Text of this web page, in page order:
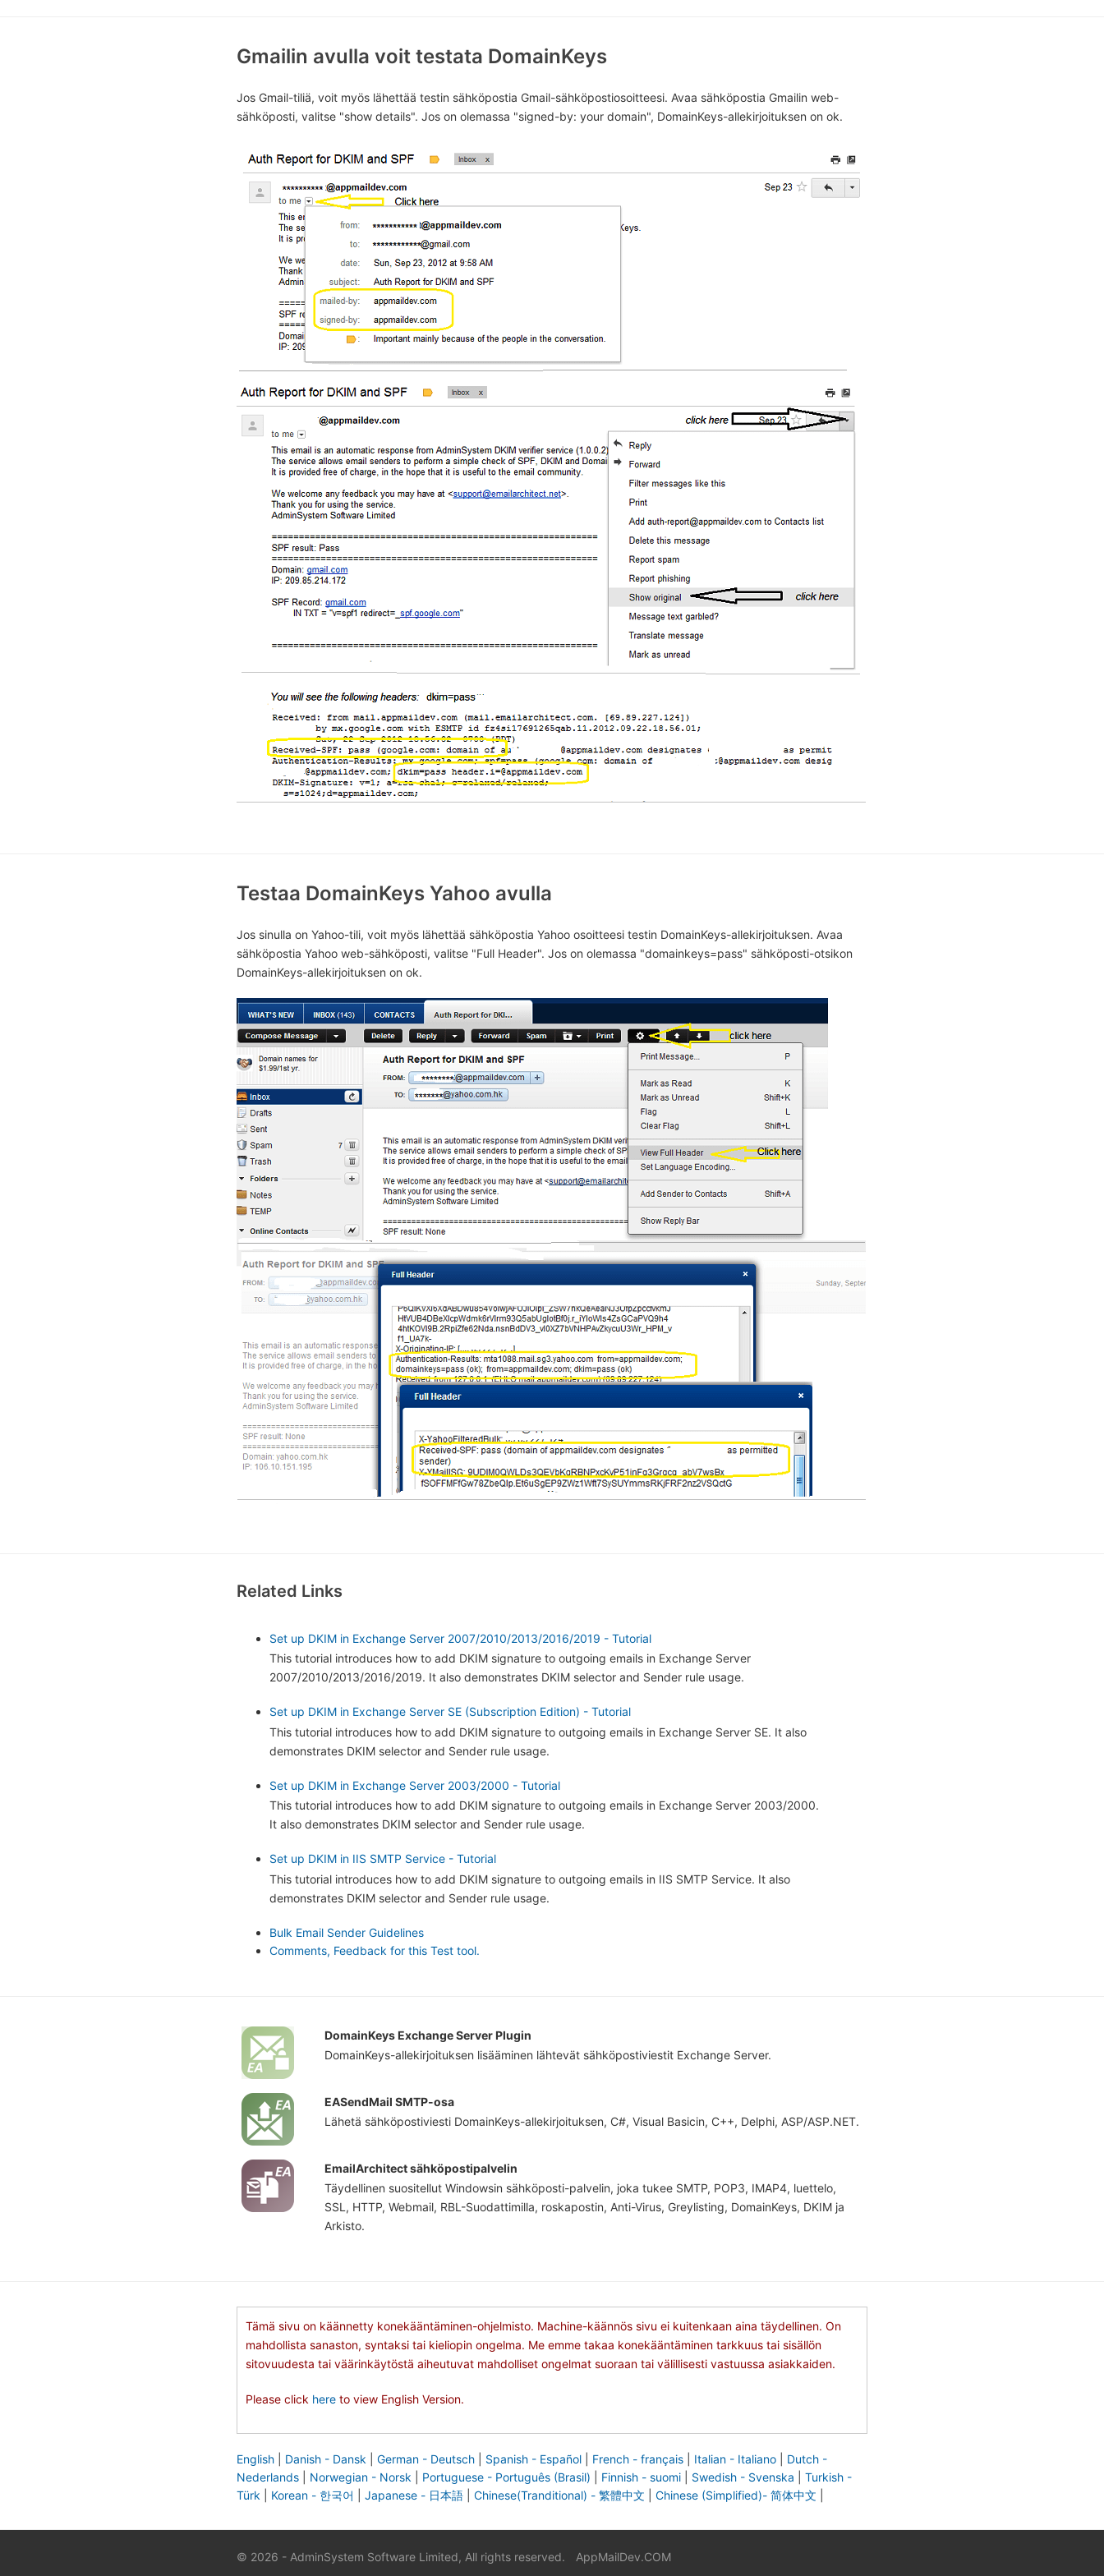
Gmailin avulla voit testata DomainKeys
Jos Gmail-tiliä, voit myös lähettää testin sähköpostia Gmail-sähköpostiosoitteesi. Avaa sähköpostia Gmailin web-
sähköposti, valitse "show details". Jos on olemassa "signed-by: your domain", DomainKeys-allekirjoituksen on ok.
Testaa DomainKeys Yahoo avulla
Jos sinulla on Yahoo-tili, voit myös lähettää sähköpostia Yahoo osoitteesi testin DomainKeys-allekirjoituksen. Avaa
sähköpostia Yahoo web-sähköposti, valitse "Full Header". Jos on olemassa "domainkeys=pass" sähköposti-otsikon
DomainKeys-allekirjoituksen on ok.
Related Links
Set up DKIM in Exchange Server 2007/2010/2013/2016/2019 - Tutorial
This tutorial introduces how to add DKIM signature to outgoing emails in Exchange Server
2007/2010/2013/2016/2019. It also demonstrates DKIM selector and Sender rule usage.
Set up DKIM in Exchange Server SE (Subscription Edition) - Tutorial
This tutorial introduces how to add DKIM signature to outgoing emails in Exchange Server SE. It also
demonstrates DKIM selector and Sender rule usage.
Set up DKIM in Exchange Server 2003/2000 - Tutorial
This tutorial introduces how to add DKIM signature to outgoing emails in Exchange Server 2003/2000.
It also demonstrates DKIM selector and Sender rule usage.
Set up DKIM in IIS SMTP Service - Tutorial
This tutorial introduces how to add DKIM signature to outgoing emails in IIS SMTP Service. It also
demonstrates DKIM selector and Sender rule usage.
Bulk Email Sender Guidelines
Comments, Feedback for this Test tool.
DomainKeys Exchange Server Plugin
DomainKeys-allekirjoituksen lisääminen lähtevät sähköpostiviestit Exchange Server.
EASendMail SMTP-osa
Lähetä sähköpostiviesti DomainKeys-allekirjoituksen, C#, Visual Basicin, C++, Delphi, ASP/ASP.NET.
EmailArchitect sähköpostipalvelin
Täydellinen suositellut Windowsin sähköposti-palvelin, joka tukee SMTP, POP3, IMAP4, luettelo,
SSL, HTTP, Webmail, RBL-Suodattimilla, roskapostin, Anti-Virus, Greylisting, DomainKeys, DKIM ja
Arkisto.
Tämä sivu on käännetty konekääntäminen-ohjelmisto. Machine-käännös sivu ei kuitenkaan aina täydellinen. On
mahdollista sanaston, syntaksi tai kieliopin ongelma. Me emme takaa konekääntäminen tarkkuus tai sisällön
sitovuudesta tai väärinkäytöstä aiheutuvat mahdolliset ongelmat suoraan tai välillisesti vastuussa asiakkaiden.
Please click here to view English Version.
English Danish - Dansk German - Deutsch Spanish - Español French - français Italian - Italiano
Dutch -
Nederlands
Norwegian - Norsk Portuguese - Português (Brasil) Finnish - suomi Swedish - Svenska
Turkish -
Türk
Korean - 한국어 Japanese - 日本語 Chinese(Tranditional) - 繁體中文 Chinese (Simplified)- 简体中文
© 2026 - AdminSystem Software Limited, All rights reserved. AppMailDev.COM